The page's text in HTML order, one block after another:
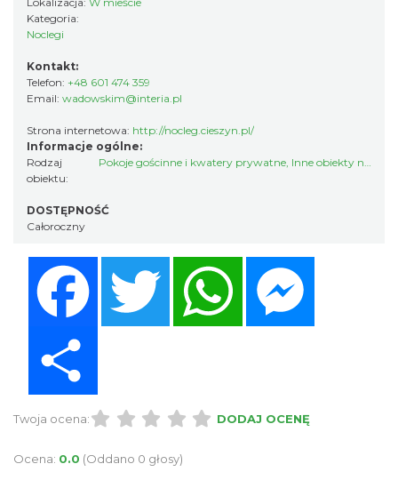
Kategoria:
Noclegi
Kontakt:
Telefon: +48 601 474 359
Email: wadowskim@interia.pl
Strona internetowa: http://nocleg.cieszyn.pl/
Informacje ogólne:
Rodzaj
obiektu:
Pokoje gościnne i kwatery prywatne, Inne obiekty noclegowe
DOSTĘPNOŚĆ
Całoroczny
Twitter WhatsApp
Twoja ocena: DODAJ OCENĘ
Ocena: 0.0 (Oddano 0 głosy)